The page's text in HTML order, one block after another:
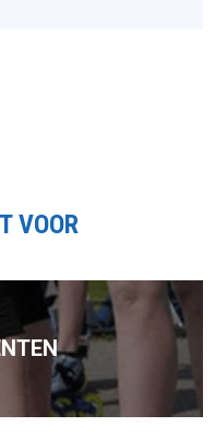
VOOR